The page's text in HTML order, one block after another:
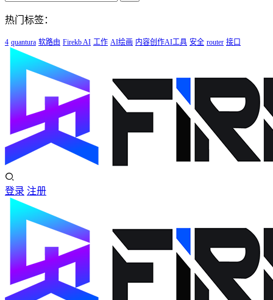
热门标签：
4 quantura 软路由 Firekb AI 工作 AI绘画 内容创作AI工具 安全 router 接口
登录 注册